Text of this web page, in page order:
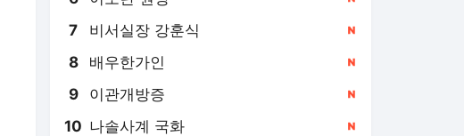
7 비서실장 강훈식
8 배우한가인
9 이관개방증
10 나솔사계 국화